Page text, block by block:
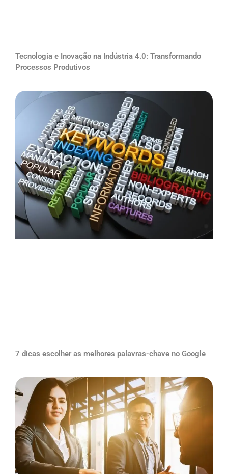
Tecnologia e Inovação na Indústria 4.0: Transformando
Processos Produtivos
7 dicas escolher as melhores palavras-chave no Google